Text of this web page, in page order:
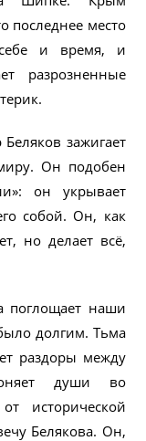
последнее место
себе и время, и
разрозненные
зажигает
Он подобен
он укрывает
собой. Он, как
но делает всё,
поглощает наши
долгим. Тьма
раздоры между
души во
исторической
Белякова. Он,